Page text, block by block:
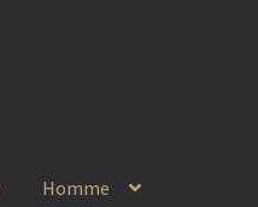
Homme